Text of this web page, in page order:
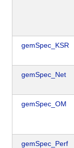
gemSpec_KSR
gemSpec_Net
gemSpec_OM
gemSpec_Perf